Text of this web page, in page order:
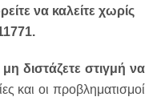
να καλείτε χωρίς
διστάζετε στιγμή να
και οι προβληματισμοί